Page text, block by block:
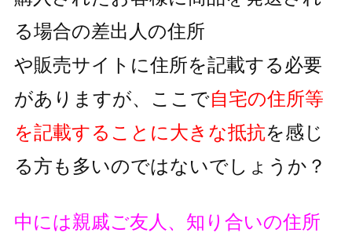
る場合の差出人の住所
や販売サイトに住所を記載する必要
がありますが、 ここで自宅の住所等
を記載することに大きな抵抗を感じ
る方も多いのではないでしょうか？
中には親戚ご友人、知り合いの住所